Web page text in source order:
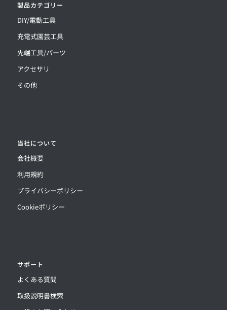
製品カテゴリー
DIY/電動工具
充電式園芸工具
先端工具/パーツ
アクセサリ
その他
当社について
会社概要
利用規約
プライバシーポリシー
Cookieポリシー
サポート
よくある質問
取扱説明書検索